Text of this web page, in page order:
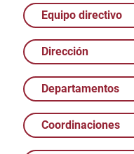
Equipo directivo
Dirección
Departamentos
Coordinaciones